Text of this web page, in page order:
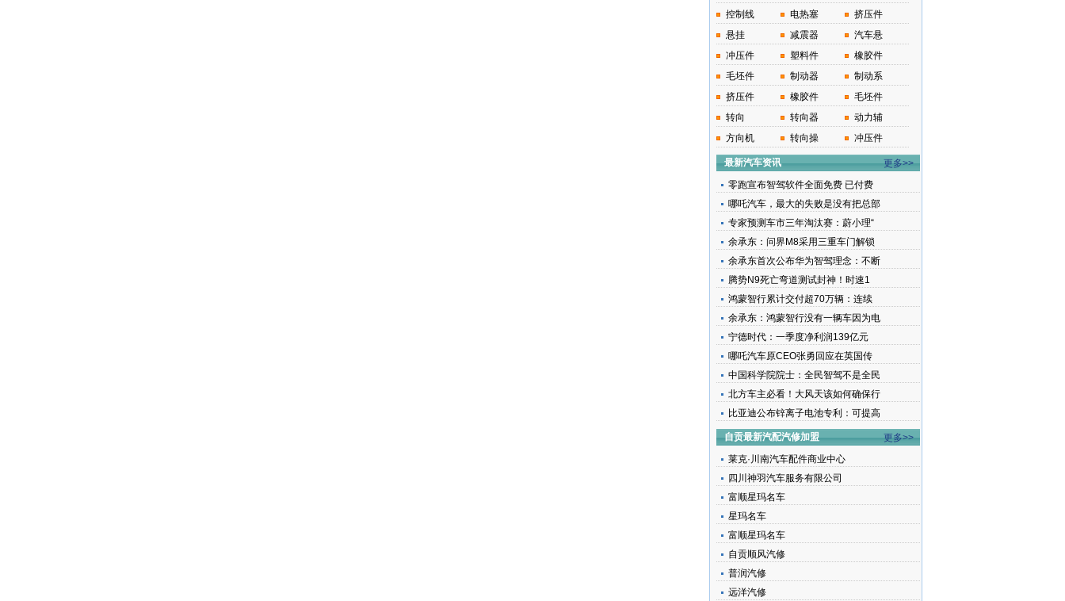
控制线
电热塞
挤压件
悬挂
减震器
汽车悬
冲压件
塑料件
橡胶件
毛坯件
制动器
制动系
挤压件
橡胶件
毛坯件
转向
转向器
动力辅
方向机
转向操 冲压件
最新汽车资讯
更多>>
零跑宣布智驾软件全面免费 已付费
哪吒汽车，最大的失败是没有把总部
专家预测车市三年淘汰赛：蔚小理“
余承东：问界M8采用三重车门解锁
余承东首次公布华为智驾理念：不断
腾势N9死亡弯道测试封神！时速1
鸿蒙智行累计交付超70万辆：连续
余承东：鸿蒙智行没有一辆车因为电
宁德时代：一季度净利润139亿元
哪吒汽车原CEO张勇回应在英国传
中国科学院院士：全民智驾不是全民
北方车主必看！大风天该如何确保行
比亚迪公布锌离子电池专利：可提高
自贡最新汽配汽修加盟
更多>>
莱克·川南汽车配件商业中心
四川神羽汽车服务有限公司
富顺星玛名车
星玛名车
富顺星玛名车
自贡顺风汽修
普润汽修
远洋汽修